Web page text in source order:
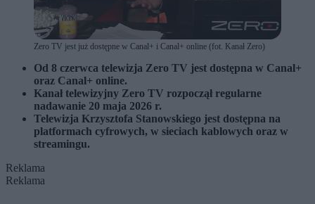
Zero TV jest już dostępne w Canal+ i Canal+ online (fot. Kanał Zero)
Od 8 czerwca telewizja Zero TV jest dostępna w Canal+
oraz Canal+ online.
Kanał telewizyjny Zero TV rozpoczął regularne
nadawanie 20 maja 2026 r.
Telewizja Krzysztofa Stanowskiego jest dostępna na
platformach cyfrowych, w sieciach kablowych oraz w
streamingu.
Reklama
Reklama